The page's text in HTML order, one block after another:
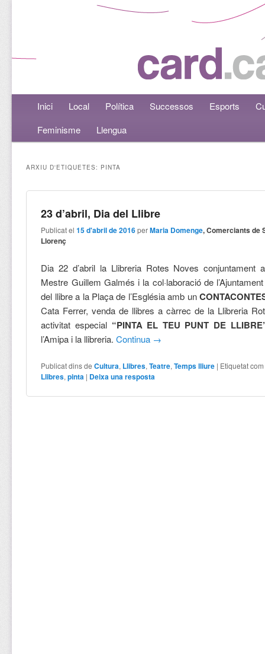
Menú principalAneu al contingut principal
Aneu al contingut secundari
Inici Local Política Successos Esports
Feminisme
Llengua
ARXIU D'ETIQUETES: PINTA
23 d’abril, Dia del Llibre
Publicat el15 d'abril de 2016 perMaria Domenge, Comerciants de
Llorenç
Dia 22 d’abril la Llibreria Rotes Noves conjuntament
Mestre Guillem Galmés i la col·laboració de
del llibre a la Plaça de l’Església amb un
Cata Ferrer, venda de llibres a càrrec de la Llibreria
activitat especial “PINTA EL TEU PUNT DE
l’Amipa i la llibreria.Continua →
Publicat dins de Cultura, Llibres,Teatre,Temps lliure | Etiquetat
Llibres,pinta | Deixa una resposta